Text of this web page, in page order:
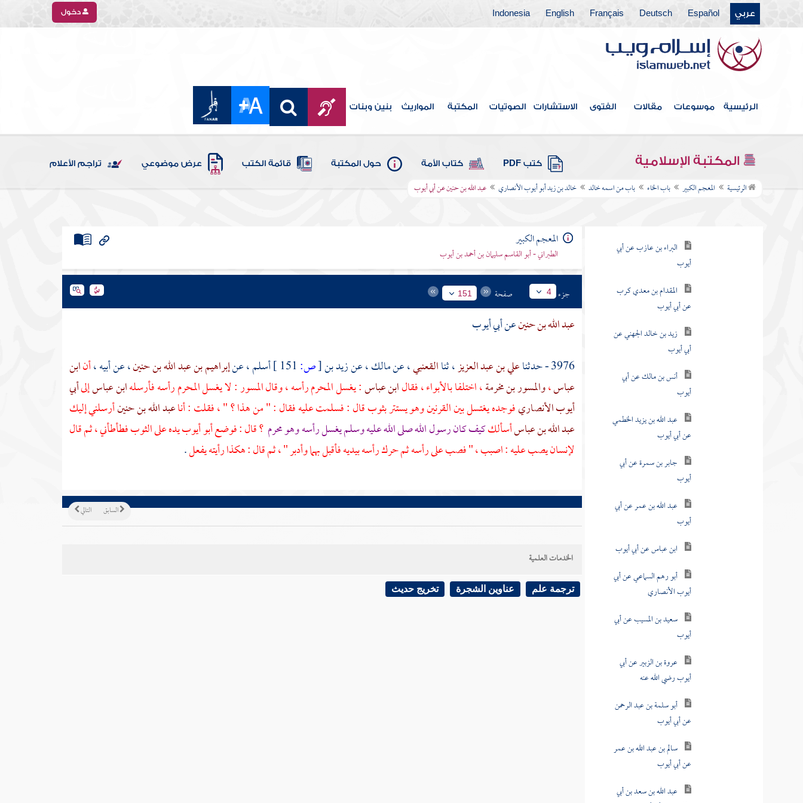
عربي Español
Deutsch
Français
English
Indonesia دخول
الرئيسية موسوعات مقالات الفتوى الاستشارات الصوتيات المكتبة المواريث بنين وبنات
المكتبة الإسلامية كتب PDF كتاب الأمة حول المكتبة قائمة الكتب عرض موضوعي تراجم الأعلام
الرئيسية المعجم الكبير باب الخاء باب من اسمه خالد خالد بن زيد أبو أيوب الأنصاري عبد الله بن حنين عن أبي أيوب
باب الحاء
باب الخاء
باب من اسمه خباب
باب من اسمه خالد
خالد بن الوليد
خالد بن زيد أبو أيوب
أبو أمامة الباهلي عن أبي
البراء بن عازب عن أبي
أيوب
المقدام بن معدي كرب
عن أبي أيوب
زيد بن خالد الجهني عن
أبي أيوب
أنس بن مالك عن أبي
أيوب
عبد الله بن يزيد الخطمي
عن أبي أيوب
جابر بن سمرة عن أبي
أيوب
عبد الله بن عمر عن أبي
أيوب
ابن عباس عن أبي أيوب
أبو رهم السماعي عن أبي
أيوب الأنصاري
سعيد بن المسيب عن أبي
أيوب
عروة بن الزبير عن أبي
أيوب رضي الله عنه
أبو سلمة بن عبد الرحمن
عن أبي أيوب
سالم بن عبد الله بن عمر
عن أبي أيوب
عبد الله بن سعد بن أبي
المعجم الكبير
الطبراني - أبو القاسم سليمان بن أحمد بن أيوب
جزء 4 صفحة 151
عبد الله بن حنينعنأبي أيوب
3976 - حدثنا
علي بن عبد العزيز، ثناالقعنبي، عنمالك، عنزيد بن[ص: أسلم، عنإبراهيم بن عبد الله بن حنين، عن أبيه ،أنابن
عباس،والمسور بن مخرمة، اختلفابالأبواء، فقالابن عباس: يغسل المحرم رأسه ، وقالالمسور: لا يغسل المحرم رأسه فأرسلهابن عباسإلىأبي
أيوب الأنصاريفوجده يغتسل بين القرنين وهو يستتر بثوب قال : فسلمت عليه فقال : " من هذا ؟ " ، فقلت : أناعبد الله بن حنينأرسلني إليك
عبد الله بن عباسأسألككيف كان رسول الله صلى الله عليه وسلم يغسل رأسه وهو محرم ؟ قال : فوضعأبو أيوبيده على الثوب فطأطأني ، ثم قال
لإنسان يصب عليه : اصبب ، " فصب على رأسه ثم حرك رأسه بيديه فأقبل بهما وأدبر " ، ثم قال : هكذا رأيته يفعل.
التالي السابق
الخدمات العلمية
ترجمة علم عناوين الشجرة تخريج حديث